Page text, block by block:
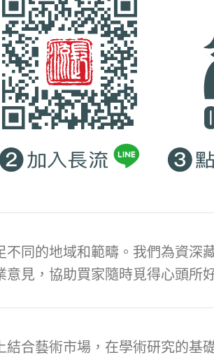
同的地域和範疇。我們為資深
見，協助買家隨時覓得心頭所
合藝術市場，在學術研究的